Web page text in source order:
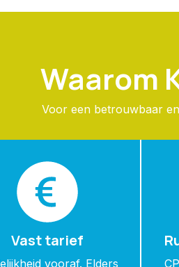
Waarom
Voor een betrouwbaar
Vast tarief
vooraf. Elders